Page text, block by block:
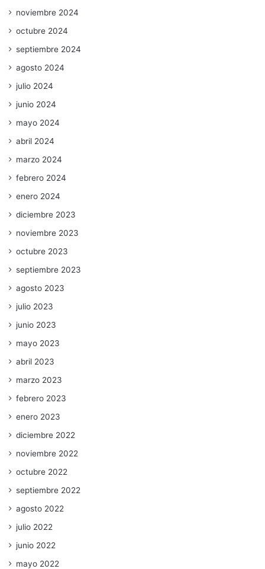
noviembre 2024
octubre 2024
septiembre 2024
agosto 2024
julio 2024
junio 2024
mayo 2024
abril 2024
marzo 2024
febrero 2024
enero 2024
diciembre 2023
noviembre 2023
octubre 2023
septiembre 2023
agosto 2023
julio 2023
junio 2023
mayo 2023
abril 2023
marzo 2023
febrero 2023
enero 2023
diciembre 2022
noviembre 2022
octubre 2022
septiembre 2022
agosto 2022
julio 2022
junio 2022
mayo 2022